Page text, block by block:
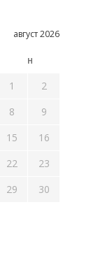
август 2026
Н
1
2
8
9
15
16
22
23
29
30